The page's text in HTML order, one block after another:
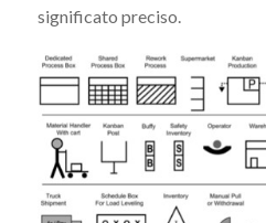
significato preciso.